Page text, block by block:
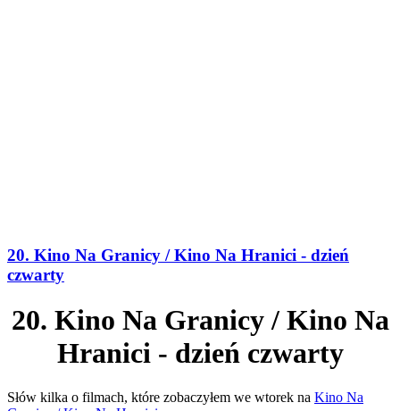
20. Kino Na Granicy / Kino Na Hranici - dzień
czwarty
20. Kino Na Granicy / Kino Na
Hranici - dzień czwarty
Słów kilka o filmach, które zobaczyłem we wtorek na Kino Na